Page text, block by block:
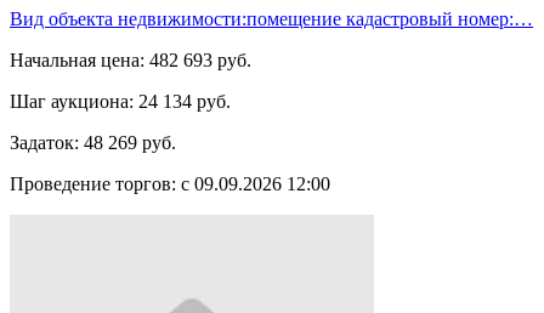
Вид объекта недвижимости:помещение кадастровый номер:…
Начальная цена: 482 693 руб.
Шаг аукциона: 24 134 руб.
Задаток: 48 269 руб.
Проведение торгов: с 09.09.2026 12:00